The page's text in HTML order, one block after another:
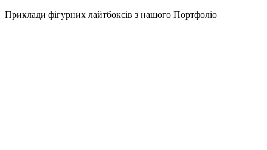
Приклади фігурних лайтбоксів з нашого Портфоліо